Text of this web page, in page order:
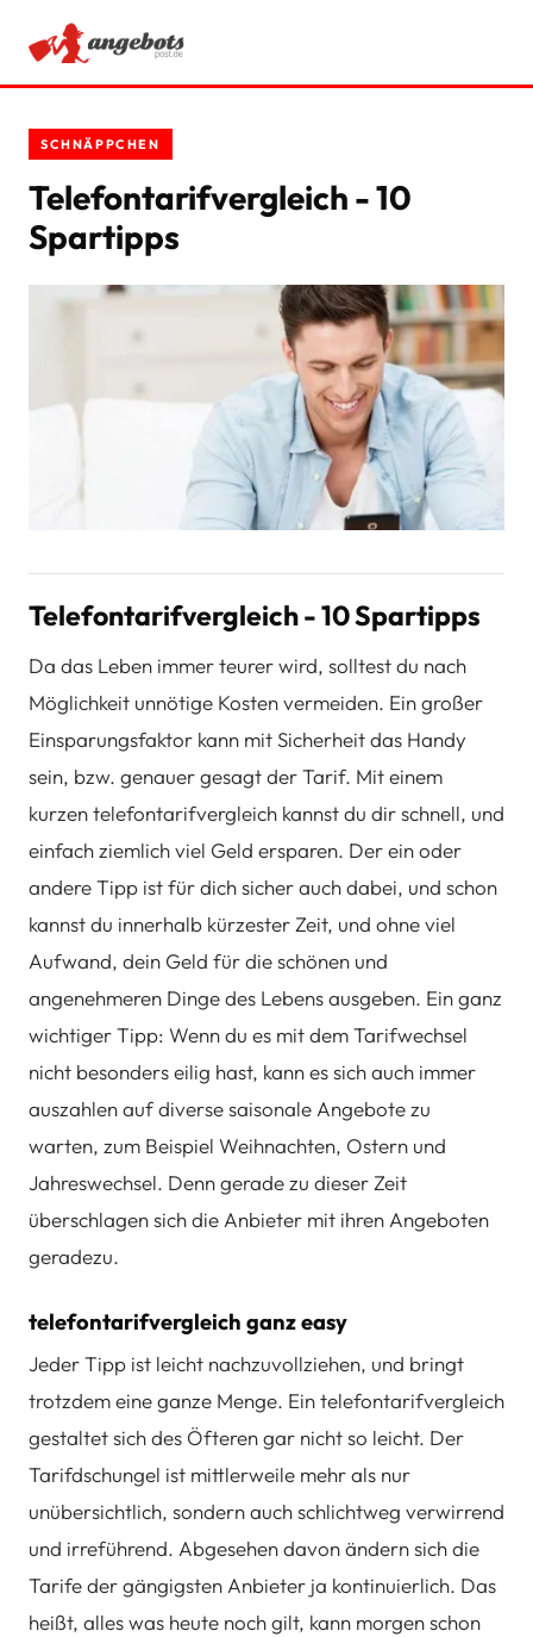
SCHNÄPPCHEN
SPARTIPPS
SCHNÄPPCHEN
Telefontarifvergleich - 10
Spartipps
Telefontarifvergleich - 10 Spartipps
Da das Leben immer teurer wird, solltest du nach
Möglichkeit unnötige Kosten vermeiden. Ein großer
Einsparungsfaktor kann mit Sicherheit das Handy
sein, bzw. genauer gesagt der Tarif. Mit einem
kurzen telefontarifvergleich kannst du dir schnell, und
einfach ziemlich viel Geld ersparen. Der ein oder
andere Tipp ist für dich sicher auch dabei, und schon
kannst du innerhalb kürzester Zeit, und ohne viel
Aufwand, dein Geld für die schönen und
angenehmeren Dinge des Lebens ausgeben. Ein ganz
wichtiger Tipp: Wenn du es mit dem Tarifwechsel
nicht besonders eilig hast, kann es sich auch immer
auszahlen auf diverse saisonale Angebote zu
warten, zum Beispiel Weihnachten, Ostern und
Jahreswechsel. Denn gerade zu dieser Zeit
überschlagen sich die Anbieter mit ihren Angeboten
geradezu.
telefontarifvergleich ganz easy
Jeder Tipp ist leicht nachzuvollziehen, und bringt
trotzdem eine ganze Menge. Ein telefontarifvergleich
gestaltet sich des Öfteren gar nicht so leicht. Der
Tarifdschungel ist mittlerweile mehr als nur
unübersichtlich, sondern auch schlichtweg verwirrend
und irreführend. Abgesehen davon ändern sich die
Tarife der gängigsten Anbieter ja kontinuierlich. Das
heißt, alles was heute noch gilt, kann morgen schon